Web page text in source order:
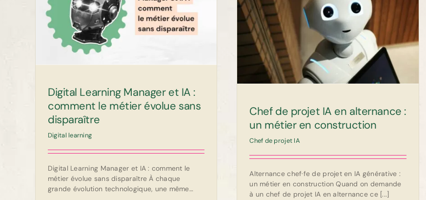
Digital Learning Manager et IA :
comment le métier évolue sans
disparaître
Digital learning
Digital Learning Manager et IA : comment le
métier évolue sans disparaître À chaque
grande évolution technologique, une même
Chef de projet IA en alternance : un
métier en construction
Chef de projet IA en alternance :
un métier en construction
Chef de projet IA
Alternance chef·fe de projet en IA générative :
un métier en construction Quand on demande
à un chef de projet IA en alternance ce [...]
Après la formation Digital Learning
Manager : les vraies statistiques
d’insertion
Ressources